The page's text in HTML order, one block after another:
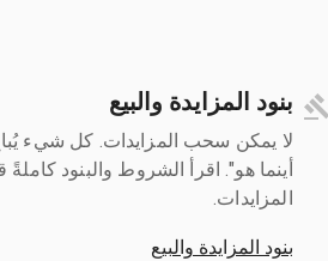
بنود المزايدة والبيع
لا يمكن سحب المزايدات. كل شيء
أينما هو". اقرأ الشروط والبنود كاملةً
المزايدات.
بنود المزايدة والبيع